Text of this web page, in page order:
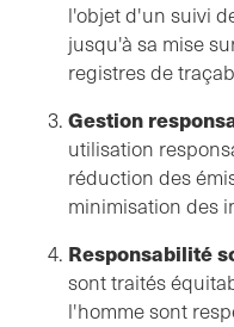
l'objet d'un suivi
jusqu'à sa mise
registres de
Gestion
utilisation
réduction des
minimisation des
Responsabilité
sont traités
l'homme sont